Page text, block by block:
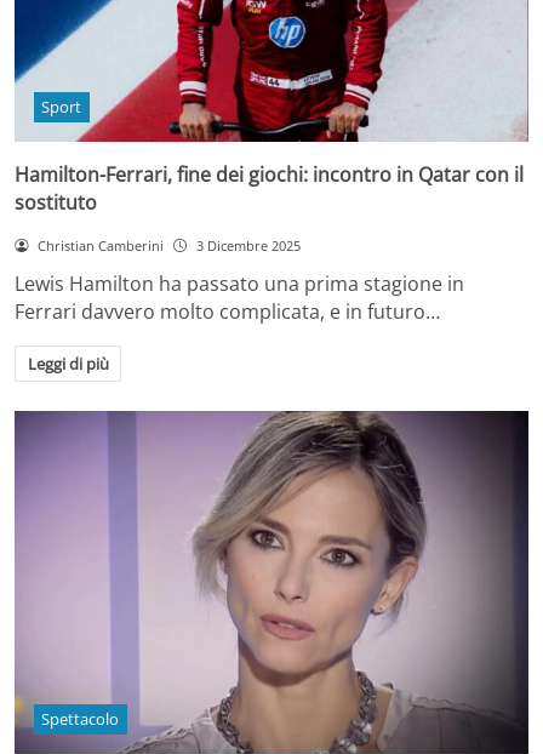
Sport
Hamilton-Ferrari, fine dei giochi: incontro in Qatar con il
sostituto
Christian Camberini 3 Dicembre 2025
Lewis Hamilton ha passato una prima stagione in
Ferrari davvero molto complicata, e in futuro…
Leggi di più
Spettacolo